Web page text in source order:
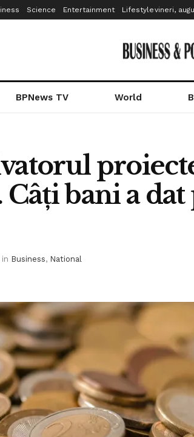
Science Entertainment Lifestylevineri,
BPNews TV World
bani a
in Business, National